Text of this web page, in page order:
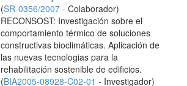
(SR-0356/2007- Colaborador)
RECONSOST: Investigación sobre el
comportamiento térmico de soluciones
constructivas bioclimáticas. Aplicación de
las nuevas tecnologias para la
rehabilitación sostenible de edificios.
(BIA2005-08928-C02-01 - Investigador)